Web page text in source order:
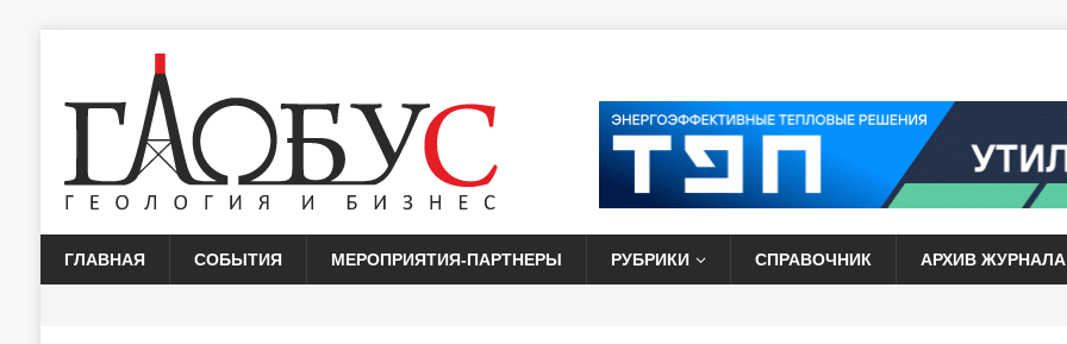
ГЛАВНАЯ СОБЫТИЯ МЕРОПРИЯТИЯ-ПАРТНЕРЫ РУБРИКИ СПРАВОЧНИК АРХИВ ЖУРНАЛА